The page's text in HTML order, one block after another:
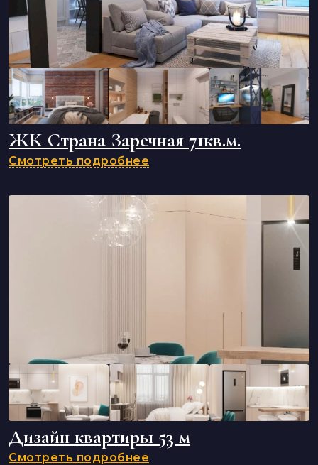
ЖК Страна Заречная 71кв.м.
Смотреть подробнее
Дизайн квартиры 53 м
Смотреть подробнее